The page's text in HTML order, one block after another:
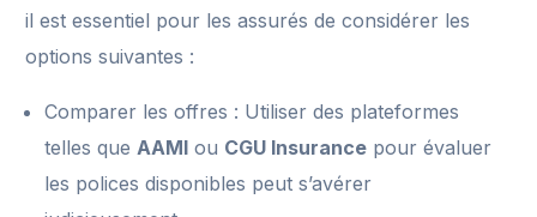
il est essentiel pour les assurés de considérer les
options suivantes :
Comparer les offres : Utiliser des plateformes
telles queAAMI ou CGU Insurance pour évaluer
les polices disponibles peut s’avérer